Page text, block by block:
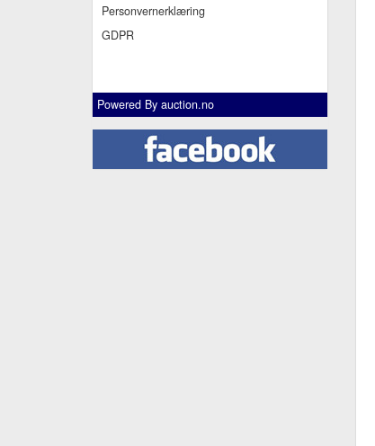
Personvernerklæring
GDPR
Powered By auction.no